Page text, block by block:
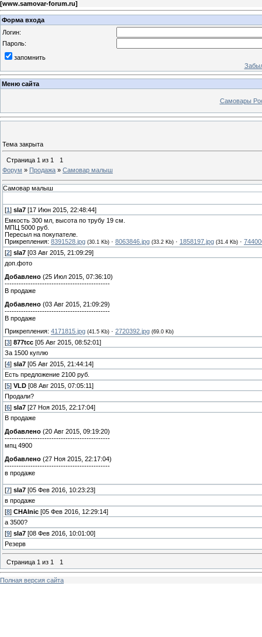
[www.samovar-forum.ru]
Форма входа
Логин:
Пароль:
запомнить
Меню сайта
Самовары
Тема закрыта
Страница 1 из 1
1
Форум » Продажа » Самовар малыш
Самовар малыш
[1 ] sla7 [17 Июн 2015, 22:48:44]
Емкость 300 мл, высота по трубу 19 см.
МПЦ 5000 руб.
Пересыл на покупателе.
Прикрепления: 8391528.jpg (30.1 Kb) · 8063846.jpg (33.2 Kb) · 1858197.jpg (31.4 Kb) ·
[2] sla7 [03 Авг 2015, 21:09:29]
доп.фото
Добавлено (25 Июл 2015, 07:36:10)
---------------------------------------------
В продаже
Добавлено (03 Авг 2015, 21:09:29)
---------------------------------------------
В продаже
Прикрепления: 4171815.jpg (41.5 Kb) · 2720392.jpg (69.0 Kb)
[3] 877tcc [05 Авг 2015, 08:52:01]
За 1500 куплю
[4] sla7 [05 Авг 2015, 21:44:14]
Есть предложение 2100 руб.
[5] VLD [08 Авг 2015, 07:05:11]
Продали?
[6] sla7 [27 Ноя 2015, 22:17:04]
В продаже
Добавлено (20 Авг 2015, 09:19:20)
---------------------------------------------
мпц 4900
Добавлено (27 Ноя 2015, 22:17:04)
---------------------------------------------
в продаже
[7] sla7 [05 Фев 2016, 10:23:23]
в продаже
[8] CHAInic [05 Фев 2016, 12:29:14]
а 3500?
[9] sla7 [08 Фев 2016, 10:01:00]
Резерв
Страница 1 из 1 1
Полная версия сайта